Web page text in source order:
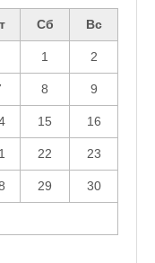
Сб Вс
1 2
8 9
15 16
22 23
29 30